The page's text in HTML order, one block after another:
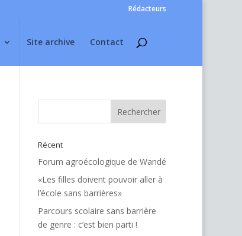
Rédacteurs
Site archive Contact
Récent
Forum agroécologique de Wandé
«Les filles doivent pouvoir aller à
l’école sans barrières»
Parcours scolaire sans barrière
de genre : c’est bien parti !